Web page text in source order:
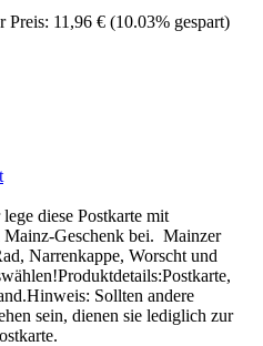
Preis: 11,96 € (10.03% gespart)
diese Postkarte mit
Mainz-Geschenk bei. Mainzer
Narrenkappe, Worscht und
Sollten andere
sein, dienen sie lediglich zur